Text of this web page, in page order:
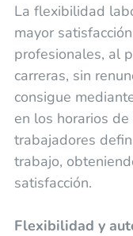
La flexibilidad
mayor
profesionales, al
carreras, sin
consigue
en los horarios
trabajadores
trabajo,
satisfacción.
Flexibilidad y